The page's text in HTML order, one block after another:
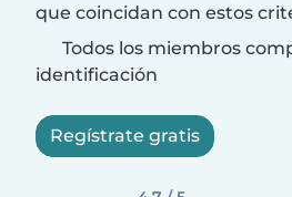
que coincidan con estos
Todos los miembros
identificación
Regístrate gratis